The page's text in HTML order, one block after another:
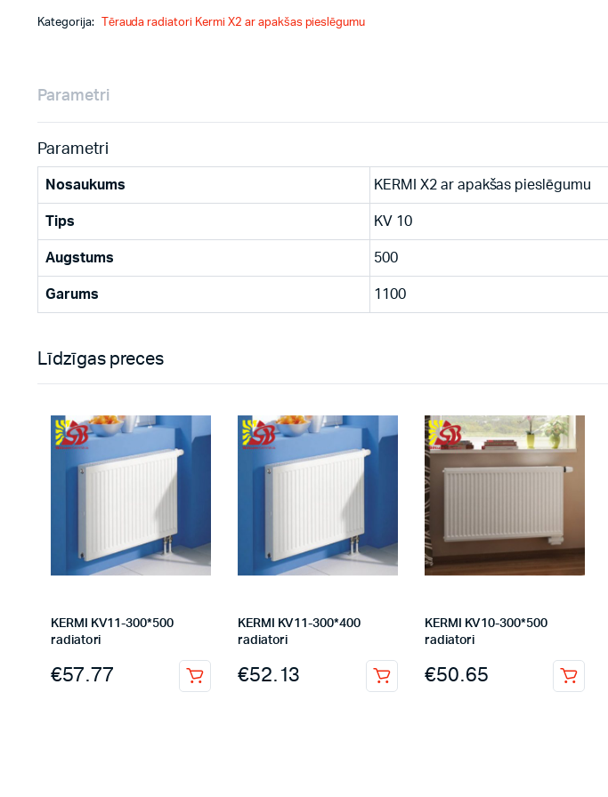
Kategorija: Tērauda radiatori Kermi X2 ar apakšas pieslēgumu
Parametri
Parametri
Nosaukums KERMI X2 ar apakšas pieslēgumu
Tips KV 10
Augstums 500
Garums 1100
Līdzīgas preces
KERMI KV11-300*500
radiatori
€57.77
KERMI KV11-300*400
radiatori
€52.13
KERMI KV10-300*500
radiatori
€50.65